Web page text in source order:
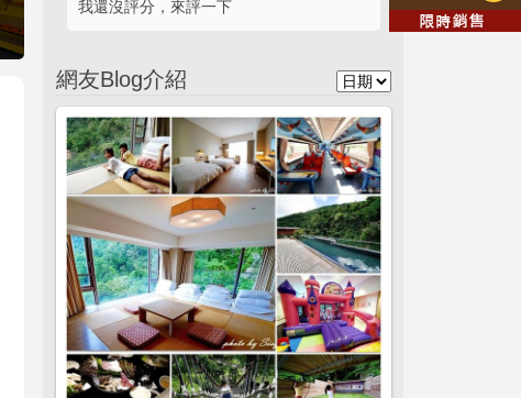
我還沒評分，來評一下
網友Blog介紹